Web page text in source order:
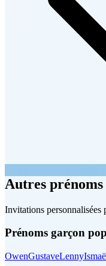
Autres prénoms
Invitations personnalisées
Prénoms garçon
OwenGustaveLenny